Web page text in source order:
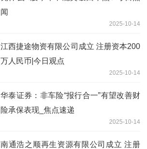
闻
2025-10-14
江西捷途物资有限公司成立 注册资本200
万人民币|今日观点
2025-10-14
华泰证券：非车险“报行合一”有望改善财
险承保表现_焦点速递
2025-10-14
南通浩之顺再生资源有限公司成立 注册